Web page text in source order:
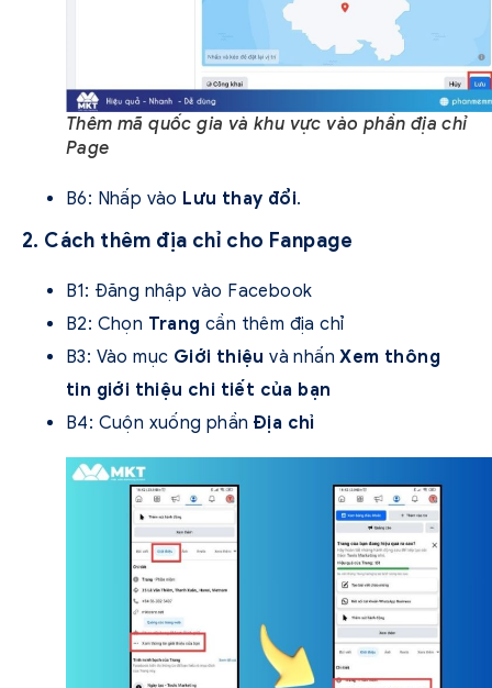
Thêm mã quốc gia và khu vực vào phần địa chỉ
Page
B6: Nhấp vào Lưu thay đổi.
2. Cách thêm địa chỉ cho Fanpage
B1: Đăng nhập vào Facebook
B2: Chọn Trang cần thêm địa chỉ
B3: Vào mục Giới thiệuvà nhấnXem thông
tin giới thiệu chi tiết của bạn
B4: Cuộn xuống phần Địa chỉ